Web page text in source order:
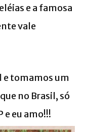
e a famosa
vale
e tomamos um
no Brasil, só
e eu amo!!!